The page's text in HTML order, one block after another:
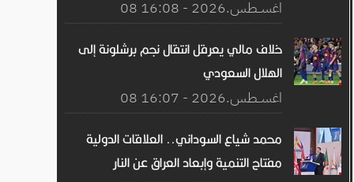
08 اغســطس.2026 - 16:08
خلاف مالي يعرقل انتقال نجم برشلونة إلى
الهلال السعودي
08 اغســطس.2026 - 16:07
محمد شياع السوداني.. العلاقات الدولية
مفتاح التنمية وإبعاد العراق عن النار